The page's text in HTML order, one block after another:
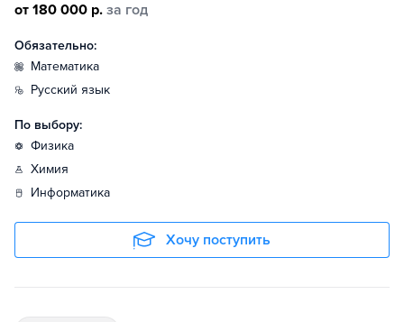
от 180 000 р. за год
Обязательно:
математика
русский язык
По выбору:
физика
химия
информатика
Хочу поступить